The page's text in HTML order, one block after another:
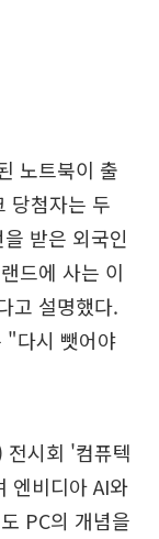
노트북이 출
당첨자는 두
받은 외국인
드에 사는 이
고 설명했다.
"다시 뺏어야
전시회 '컴퓨텍
엔비디아 AI와
PC의 개념을